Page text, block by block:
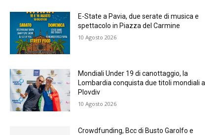
E-State a Pavia, due serate di musica e
spettacolo in Piazza del Carmine
10 Agosto 2026
Mondiali Under 19 di canottaggio, la
Lombardia conquista due titoli mondiali a
Plovdiv
10 Agosto 2026
Crowdfunding, Bcc di Busto Garolfo e